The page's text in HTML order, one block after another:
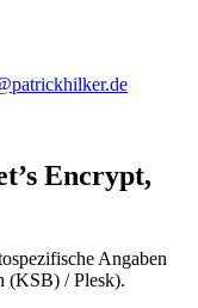
Encrypt,
Angaben
(KSB) / Plesk).